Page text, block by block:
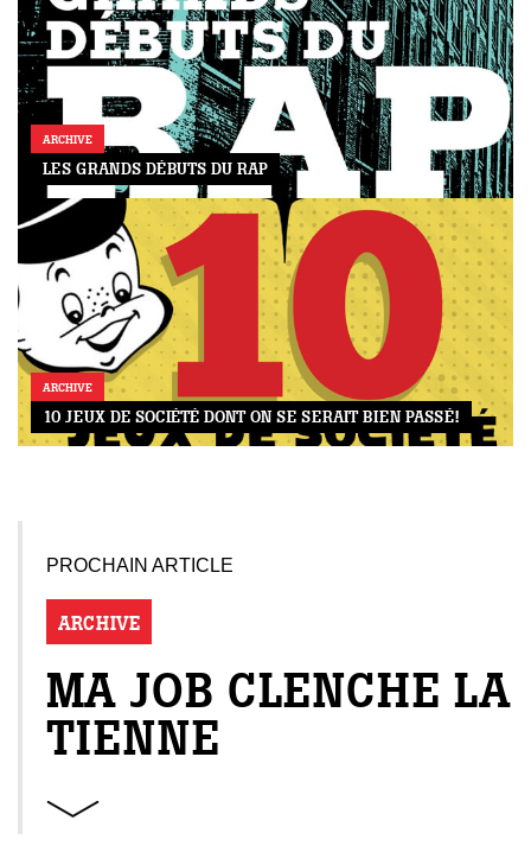
ARCHIVE
LES GRANDS DÉBUTS DU RAP
ARCHIVE
10 JEUX DE SOCIÉTÉ DONT ON SE SERAIT BIEN PASSÉ!
PROCHAIN ARTICLE
ARCHIVE
MA JOB CLENCHE LA
TIENNE